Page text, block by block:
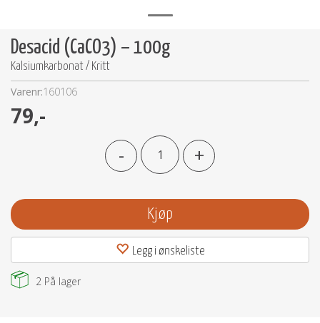
Desacid (CaCO3) – 100g
Kalsiumkarbonat / Kritt
Varenr:160106
79,-
- +
Kjøp
Legg i ønskeliste
2 På lager